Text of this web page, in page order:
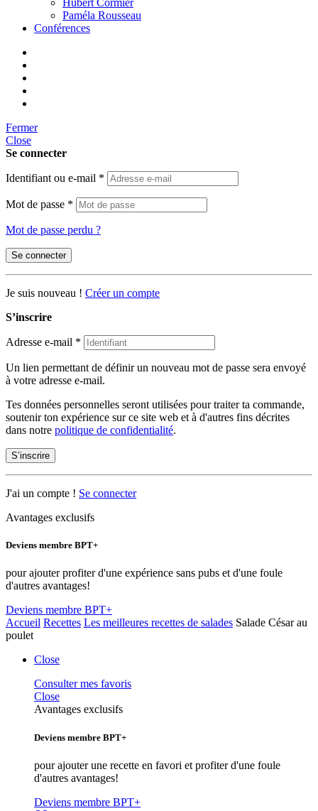
Hubert Cormier
Paméla Rousseau
Conférences
Fermer
Close
Se connecter
Identifiant ou e-mail *
Mot de passe *
Mot de passe perdu ?
Se connecter
Je suis nouveau ! Créer un compte
S’inscrire
Adresse e-mail *
Un lien permettant de définir un nouveau mot de passe sera envoyé
à votre adresse e-mail.
Tes données personnelles seront utilisées pour traiter ta commande,
soutenir ton expérience sur ce site web et à d'autres fins décrites
dans notre politique de confidentialité.
S’inscrire
J'ai un compte ! Se connecter
Avantages exclusifs
Deviens membre BPT+
pour ajouter profiter d'une expérience sans pubs et d'une foule
d'autres avantages!
Deviens membre BPT+
Accueil Recettes Les meilleures recettes de salades Salade César au
poulet
Close
Consulter mes favoris
Close
Avantages exclusifs
Deviens membre BPT+
pour ajouter une recette en favori et profiter d'une foule
d'autres avantages!
Deviens membre BPT+